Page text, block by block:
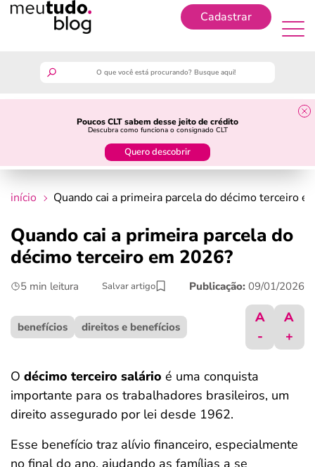
Cadastrar
Poucos CLT sabem desse jeito de crédito
Descubra como funciona o consignado CLT
Quero descobrir
guia do trabalhador
crédito fácil
últimas notícias
ferramentas
início Quando cai a primeira parcela do décimo terceiro
Quando cai a primeira parcela do
décimo terceiro em 2026?
5 min leitura Salvar artigo Publicação: 09/01/2026
benefícios direitos e benefícios
A
-
A
+
O décimo terceiro salário é uma conquista
importante para os trabalhadores brasileiros, um
direito assegurado por lei desde 1962.
Esse benefício traz alívio financeiro, especialmente
no final do ano, ajudando as famílias a se